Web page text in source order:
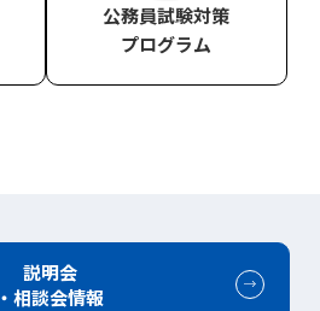
公務員試験対策
プログラム
説明会
・相談会情報